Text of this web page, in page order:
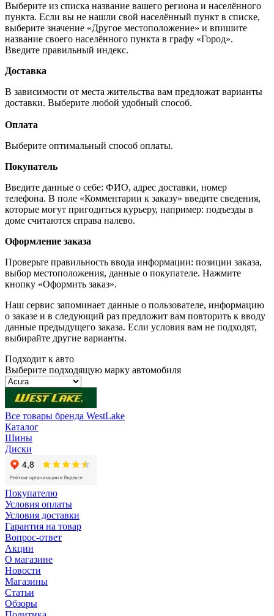
Выберите из списка название вашего региона и населённого
пункта. Если вы не нашли свой населённый пункт в списке,
выберите значение «Другое местоположение» и впишите
название своего населённого пункта в графу «Город».
Введите правильный индекс.
Доставка
В зависимости от места жительства вам предложат варианты
доставки. Выберите любой удобный способ.
Оплата
Выберите оптимальный способ оплаты.
Покупатель
Введите данные о себе: ФИО, адрес доставки, номер
телефона. В поле «Комментарии к заказу» введите сведения,
которые могут пригодиться курьеру, например: подъезды в
доме считаются справа налево.
Оформление заказа
Проверьте правильность ввода информации: позиции заказа,
выбор местоположения, данные о покупателе. Нажмите
кнопку «Оформить заказ».
Наш сервис запоминает данные о пользователе, информацию
о заказе и в следующий раз предложит вам повторить к вводу
данные предыдущего заказа. Если условия вам не подходят,
выбирайте другие варианты.
Подходит к авто
Выберите подходящую марку автомобиля
Все товары бренда WestLake
Каталог
Шины
Диски
Покупателю
Условия оплаты
Условия доставки
Гарантия на товар
Вопрос-ответ
Акции
О магазине
Новости
Магазины
Статьи
Обзоры